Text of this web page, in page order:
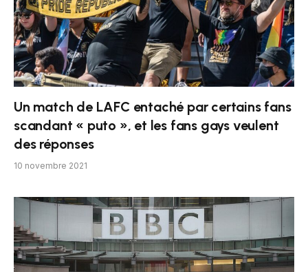
Un match de LAFC entaché par certains fans
scandant « puto », et les fans gays veulent
des réponses
10 novembre 2021